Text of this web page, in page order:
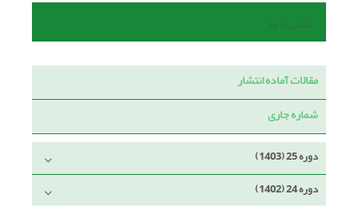
تماس با ما
مقالات آماده انتشار
شماره جاری
دوره 25 (1403)
دوره 24 (1402)